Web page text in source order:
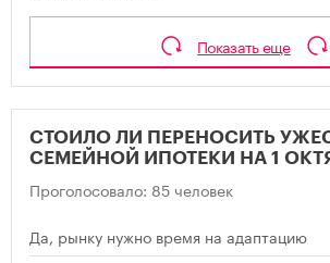
Показать еще
СТОИЛО ЛИ ПЕРЕНОСИТЬ
СЕМЕЙНОЙ ИПОТЕКИ НА 1
Проголосовало: 85 человек
Да, рынку нужно время на адаптацию